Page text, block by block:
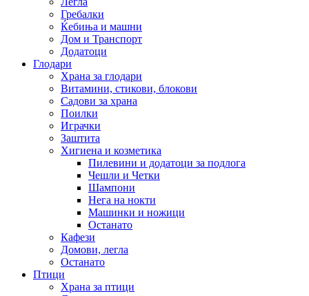
Гребалки
Ќебиња и машни
Дом и Транспорт
Додатоци
Глодари
Храна за глодари
Витамини, стикови, блокови
Садови за храна
Поилки
Играчки
Заштита
Хигиена и козметика
Пилевини и додатоци за подлога
Чешли и Четки
Шампони
Нега на нокти
Машинки и ножици
Останато
Кафези
Домови, легла
Останато
Птици
Храна за птици